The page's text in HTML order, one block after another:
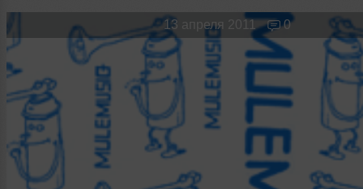
Мужчина & Женщина
13 апреля 2011 0